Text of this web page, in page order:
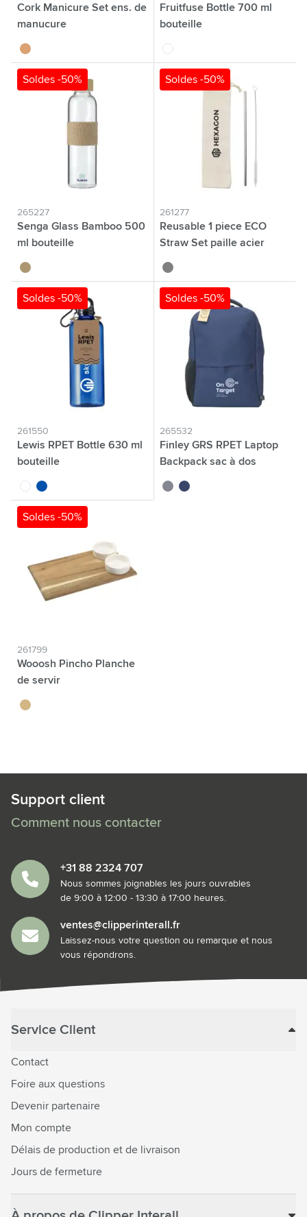
Cork Manicure Set ens. de
manucure
liège
Fruitfuse Bottle 700 ml
bouteille
blanc
Soldes -50%
265227
Senga Glass Bamboo 500
ml bouteille
bambou
Soldes -50%
261277
Reusable 1 piece ECO
Straw Set paille acier
inoxydable
argenté
Soldes -50%
261550
Lewis RPET Bottle 630 ml
bouteille
translucide
bleu
Soldes -50%
265532
Finley GRS RPET Laptop
Backpack sac à dos
gris bleu
Soldes -50%
261799
Wooosh Pincho Planche
de servir
brun bois
Support client
Comment nous contacter
+31 88 2324 707
Nous sommes joignables les jours ouvrables
de 9:00 à 12:00 - 13:30 à 17:00 heures.
ventes@clipperinterall.fr
Laissez-nous votre question ou remarque et nous
vous répondrons.
Service Client
Contact
Foire aux questions
Devenir partenaire
Mon compte
Délais de production et de livraison
Jours de fermeture